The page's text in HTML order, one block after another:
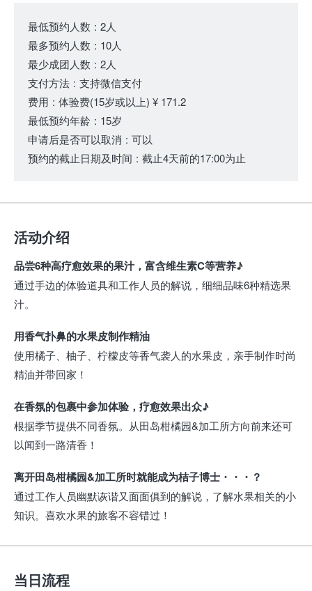
最低预约人数 : 2人
最多预约人数 : 10人
最少成团人数 : 2人
支付方法 : 支持微信支付
费用 : 体验费(15岁或以上) ¥ 171.2
最低预约年龄 : 15岁
申请后是否可以取消 : 可以
预约的截止日期及时间 : 截止4天前的17:00为止
活动介绍
品尝6种高疗愈效果的果汁，富含维生素C等营养♪
通过手边的体验道具和工作人员的解说，细细品味6种精选果
汁。
用香气扑鼻的水果皮制作精油
使用橘子、柚子、柠檬皮等香气袭人的水果皮，亲手制作时尚
精油并带回家！
在香氛的包裹中参加体验，疗愈效果出众♪
根据季节提供不同香氛。从田岛柑橘园&加工所方向前来还可
以闻到一路清香！
离开田岛柑橘园&加工所时就能成为桔子博士・・・？
通过工作人员幽默诙谐又面面俱到的解说，了解水果相关的小
知识。喜欢水果的旅客不容错过！
当日流程